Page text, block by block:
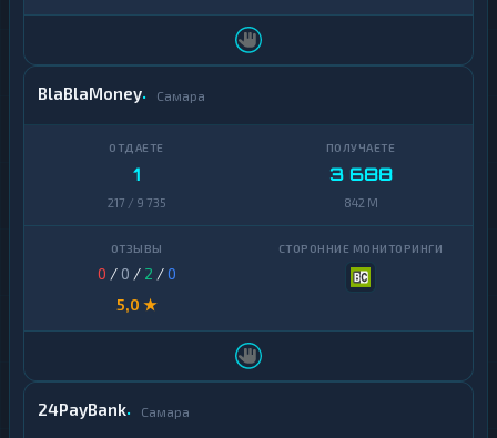
BlaBlaMoney Самара
1
217 / 9 735
3 688
842 M
0 / 0 / 2 /0
5,0 ★
24PayBank Самара